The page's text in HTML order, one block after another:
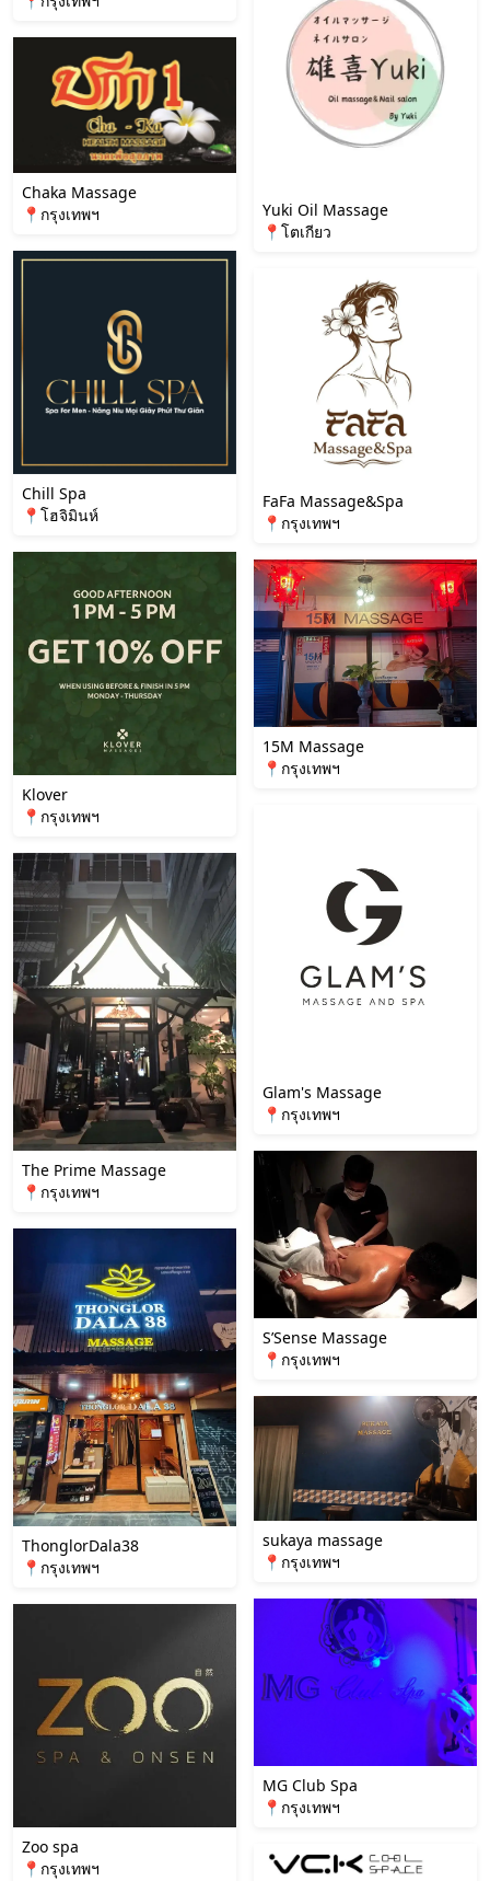
Chaka Massage
📍กรุงเทพฯ
Chill Spa
📍โฮจิมินห์
Klover
📍กรุงเทพฯ
The Prime Massage
📍กรุงเทพฯ
ThonglorDala38
📍กรุงเทพฯ
Zoo spa
📍กรุงเทพฯ
Yuki Oil Massage
📍โตเกียว
FaFa Massage&Spa
📍กรุงเทพฯ
15M Massage
📍กรุงเทพฯ
Glam's Massage
📍กรุงเทพฯ
S’Sense Massage
📍กรุงเทพฯ
sukaya massage
📍กรุงเทพฯ
MG Club Spa
📍กรุงเทพฯ